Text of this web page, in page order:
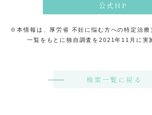
公式HP
※本情報は、厚労省 不妊に悩む方への特定治療
一覧をもとに独自調査を2021年11月に実
検索一覧に戻る